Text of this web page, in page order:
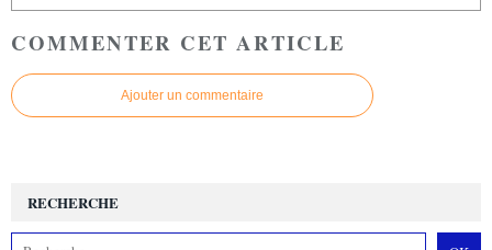
COMMENTER CET ARTICLE
Ajouter un commentaire
RECHERCHE